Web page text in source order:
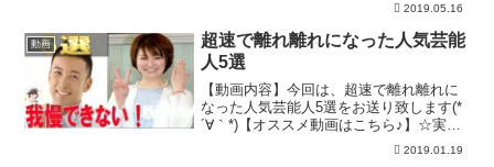
（水溜りボンド）山田明郷八代進一佐倉
仁菜草彅剛さんYouTubeチャンネル草彅
さんの動画...
2019.05.16
動画
超速で離れ離れになった人気芸能
人5選
【動画内容】今回は、超速で離れ離れに
なった人気芸能人5選をお送り致します(*
´∀｀*)【オススメ動画はこちら♪】☆実は
血縁関係だった意外な有名人5選☆長くて
2019.01.19